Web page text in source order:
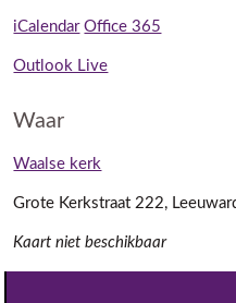
iCalendar Office 365
Outlook Live
Waar
Waalse kerk
Grote Kerkstraat 222,
Kaart niet beschikbaar